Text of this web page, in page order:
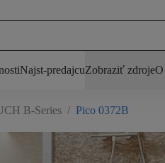
Najst-predajcuZobraziť zdrojeO
B-Series / Pico 0372B